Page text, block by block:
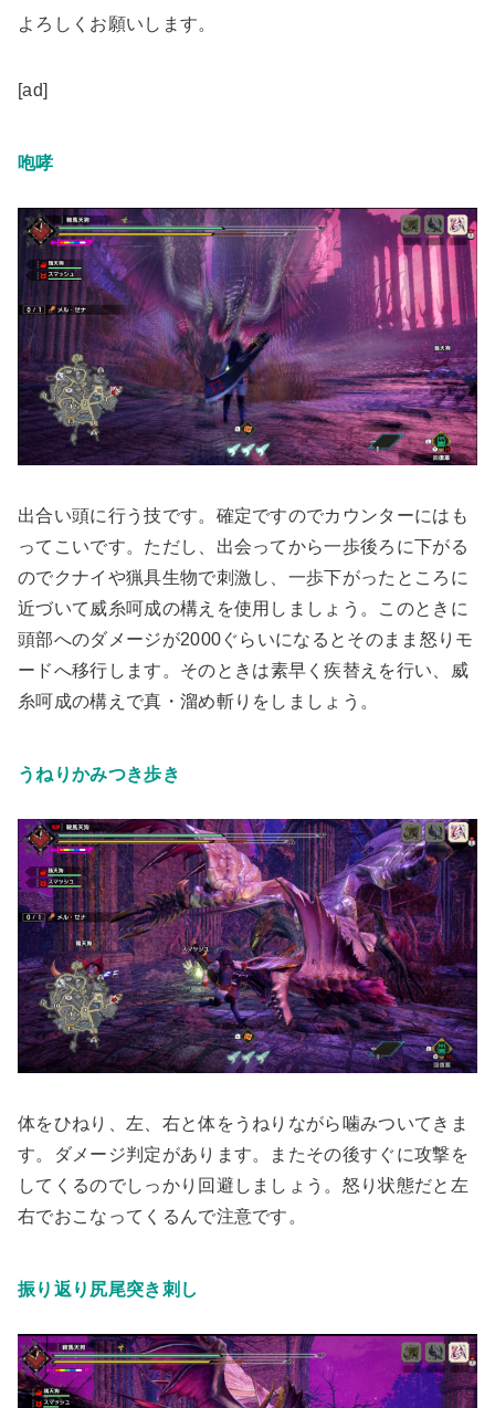
よろしくお願いします。
[ad]
咆哮
出合い頭に行う技です。確定ですのでカウンターにはも
ってこいです。ただし、出会ってから一歩後ろに下がる
のでクナイや猟具生物で刺激し、一歩下がったところに
近づいて威糸呵成の構えを使用しましょう。このときに
頭部へのダメージが2000ぐらいになるとそのまま怒りモ
ードへ移行 します。そのときは素早く疾替えを行い、威
糸呵成の構えで真・溜め斬りをしましょう 。
うねりかみつき歩き
体をひねり、左、右と体をうねりながら噛みついてきま
す。ダメージ判定があります。またその後すぐに攻撃を
してくるのでしっかり回避しましょう。怒り状態だと左
右でおこなってくるんで注意です。
振り返り尻尾突き刺し